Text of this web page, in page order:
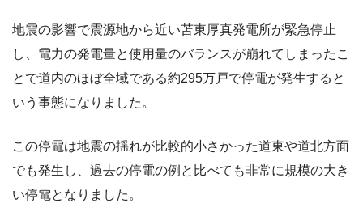
地震の影響で震源地から近い苫東厚真発電所が緊急停止
し、電力の発電量と使用量のバランスが崩れてしまったこ
とで道内のほぼ全域である約295万戸で停電が発生すると
いう事態になりました。
この停電は地震の揺れが比較的小さかった道東や道北方面
でも発生し、過去の停電の例と比べても非常に規模の大き
い停電となりました。